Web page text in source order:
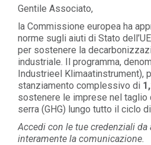
Gentile Associato,
la Commissione europea ha
norme sugli aiuti di Stato
per sostenere la
industriale. Il programma,
Industrieel Klimaatinstrument),
stanziamento complessivo di
sostenere le imprese nel
serra (GHG) lungo tutto il ciclo
Accedi con le tue credenziali da
interamente la comunicazione.